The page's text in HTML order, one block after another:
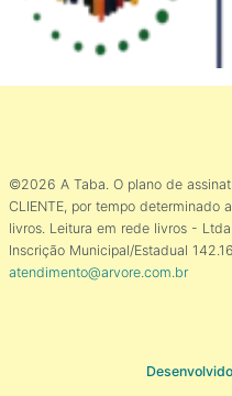
©2026 A Taba. O plano de
CLIENTE, por tempo determinado
livros. Leitura em rede livros -
Inscrição Municipal/Estadual
atendimento@arvore.com.br